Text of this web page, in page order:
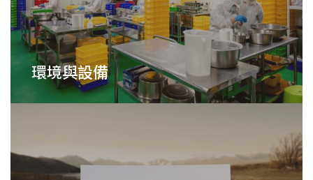
環境與設備